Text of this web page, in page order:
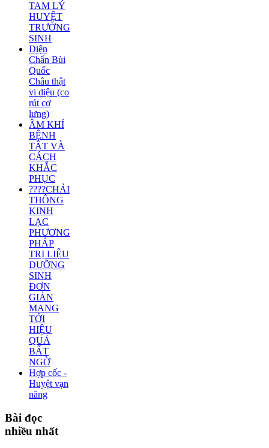
TAM LÝ
HUYỆT
TRƯỜNG
SINH
Diện
Chẩn Bùi
Quốc
Châu thật
vi diệu (co
rút cơ
lưng)
ÂM KHÍ
BỆNH
TẬT VÀ
CÁCH
KHẮC
PHỤC
????CHẢI
THÔNG
KINH
LẠC
PHƯƠNG
PHÁP
TRỊ LIỆU
DƯỠNG
SINH
ĐƠN
GIẢN
MANG
TỚI
HIỆU
QUẢ
BẤT
NGỜ
Hợp cốc -
Huyệt vạn
năng
Bài đọc
nhiều nhất